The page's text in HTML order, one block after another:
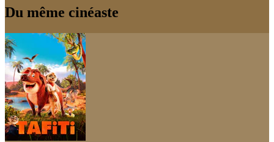
Du même cinéaste